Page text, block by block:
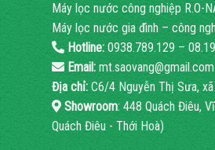
Máy lọc nước công nghiệp R.O-
Máy lọc nước gia đình – công
Hotline:0938.789.129 –
Email:mt.saovang@gmail.com
Địa chỉ: C6/4 Nguyễn Thị Sưa,
Showroom: 448 Quách Điêu,
Quách Điêu - Thới Hoà)